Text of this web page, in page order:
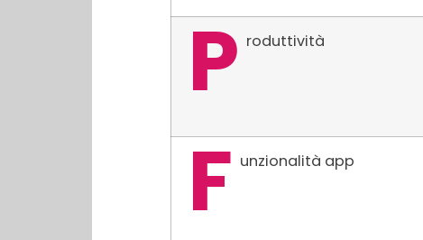
P roduttività
F unzionalità app